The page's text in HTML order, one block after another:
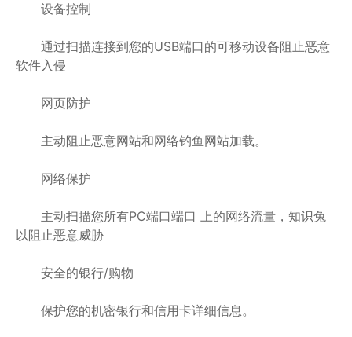
设备控制
通过扫描连接到您的USB端口的可移动设备阻止恶意
软件入侵
网页防护
主动阻止恶意网站和网络钓鱼网站加载。
网络保护
主动扫描您所有PC端口端口 上的网络流量，知识兔
以阻止恶意威胁
安全的银行/购物
保护您的机密银行和信用卡详细信息。